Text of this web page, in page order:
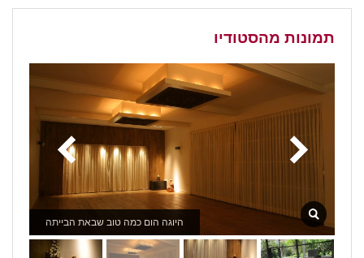
תמונות מהסטודיו
היוגה הום כמה טוב שבאת הבייתה